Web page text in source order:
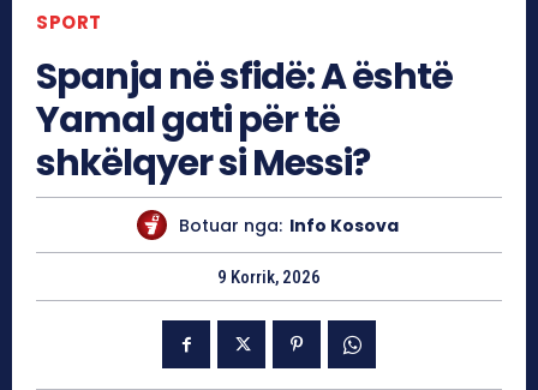
SPORT
Spanja në sfidë: A është
Yamal gati për të
shkëlqyer si Messi?
Botuar nga: Info Kosova
9 Korrik, 2026